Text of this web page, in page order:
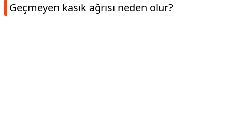
Geçmeyen kasık ağrısı neden olur?